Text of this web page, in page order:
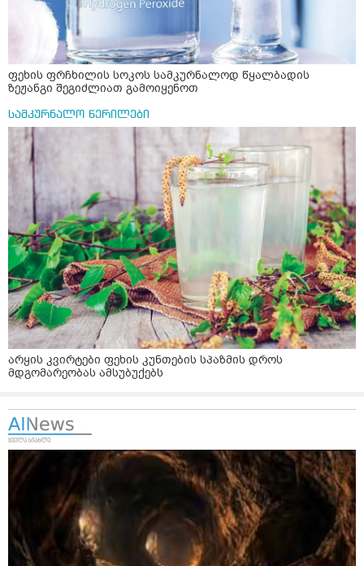
ფეხის ფრჩხილის სოკოს სამკურნალოდ წყალბადის
ზეჟანგი შეგიძლიათ გამოიყენოთ
სამკურნალო წერილები
არყის კვირტები ფეხის კუნთების სპაზმის დროს
მდგომარეობას ამსუბუქებს